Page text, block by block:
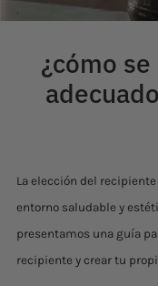
¿cómo
La elección del
entorno saludable y
presentamos una guía
recipiente y crear tu